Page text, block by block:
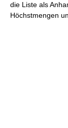
die Liste als
Höchstmengen